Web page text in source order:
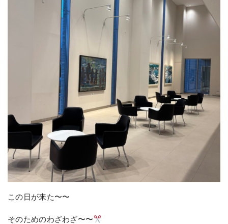
この日が来た〜〜
そのためのわざわざ〜〜